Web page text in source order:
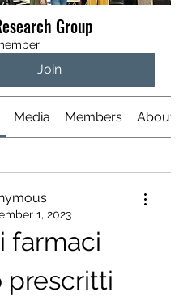
Group
Join
Media Members About
1, 2023
farmaci
prescritti